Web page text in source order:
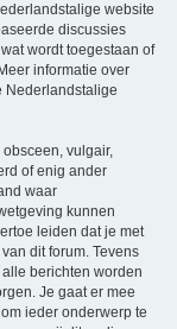
website
discussies
wordt toegestaan of
informatie over
Nederlandstalige
vulgair,
of enig ander
waar
kunnen
leiden dat je met
dit forum. Tevens
berichten worden
Je gaat er mee
ieder onderwerp te